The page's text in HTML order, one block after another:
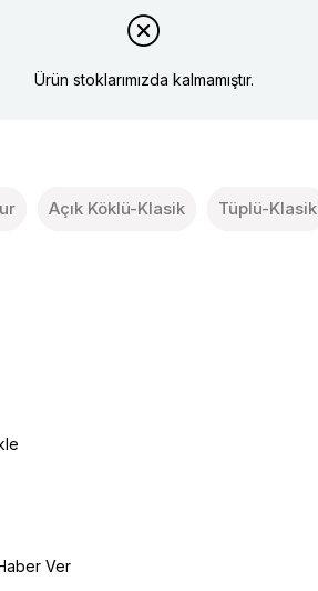
Ürün stoklarımızda kalmamıştır.
Açık Köklü-Klasik Tüplü-Klasik
Ver